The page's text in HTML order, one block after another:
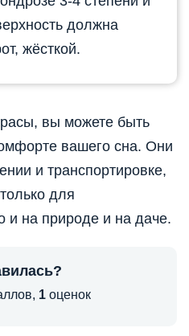
должна
жёсткой.
вы можете быть
вашего сна. Они
и транспортировке,
для
и на природе и на даче.
1 оценок